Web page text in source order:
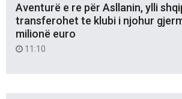
Aventurë e re për Asllanin, ylli
transferohet te klubi i njohur
milionë euro
11:10